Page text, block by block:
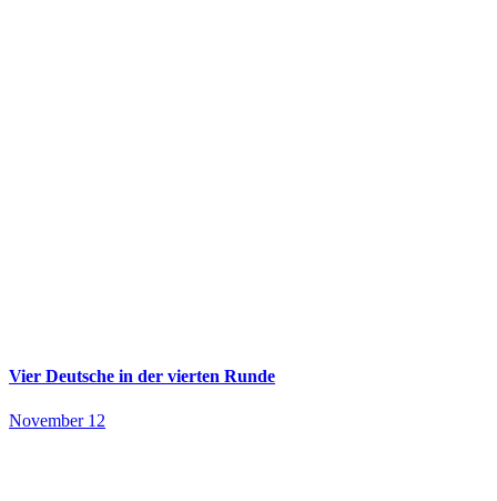
Vier Deutsche in der vierten Runde
November 12